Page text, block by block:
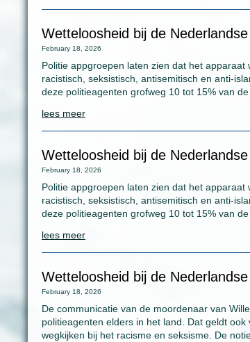
Wetteloosheid bij de
February 18, 2026
Politie appgroepen laten zien dat het apparaat
racistisch, seksistisch, antisemitisch en anti-
deze politieagenten grofweg 10 tot 15% van
lees meer
Wetteloosheid bij de
February 18, 2026
Politie appgroepen laten zien dat het apparaat
racistisch, seksistisch, antisemitisch en anti-
deze politieagenten grofweg 10 tot 15% van
lees meer
Wetteloosheid bij de
February 18, 2026
De communicatie van de moordenaar van
politieagenten elders in het land. Dat geldt
wegkijken bij het racisme en seksisme. De